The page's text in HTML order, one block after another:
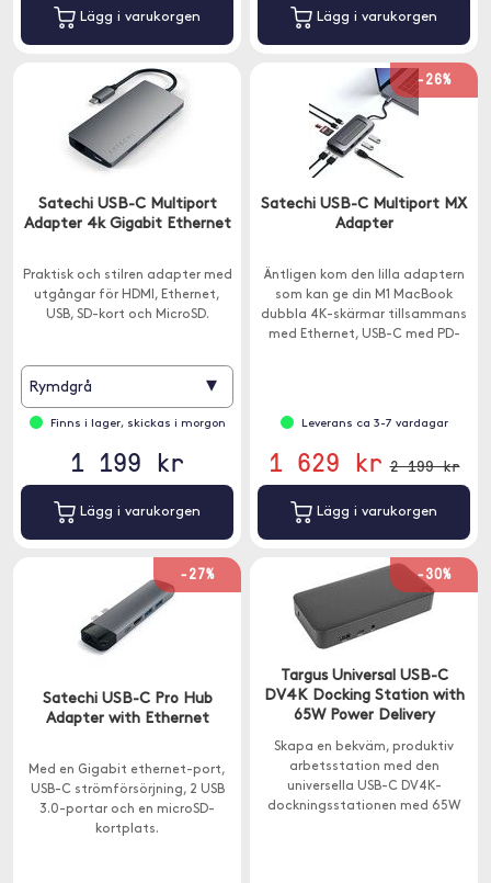
Lägg i varukorgen Lägg i varukorgen
Satechi USB-C Multiport
Adapter 4k Gigabit Ethernet
Praktisk och stilren adapter med
utgångar för HDMI, Ethernet,
USB, SD-kort och MicroSD.
Rymdgrå ▾
Finns i lager, skickas i morgon
1 199 kr
Lägg i varukorgen
-26%
Satechi USB-C Multiport MX
Adapter
Äntligen kom den lilla adaptern
som kan ge din M1 MacBook
dubbla 4K-skärmar tillsammans
med Ethernet, USB-C med PD-
Leverans ca 3-7 vardagar
1 629 kr 2 199 kr
Lägg i varukorgen
-27%
Satechi USB-C Pro Hub
Adapter with Ethernet
Med en Gigabit ethernet-port,
USB-C strömförsörjning, 2 USB
3.0-portar och en microSD-
kortplats.
-30%
Targus Universal USB-C
DV4K Docking Station with
65W Power Delivery
Skapa en bekväm, produktiv
arbetsstation med den
universella USB-C DV4K-
dockningsstationen med 65W